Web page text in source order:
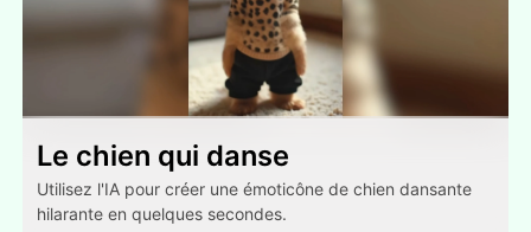
Le chien qui danse
Utilisez l'IA pour créer une émoticône de chien dansante
hilarante en quelques secondes.